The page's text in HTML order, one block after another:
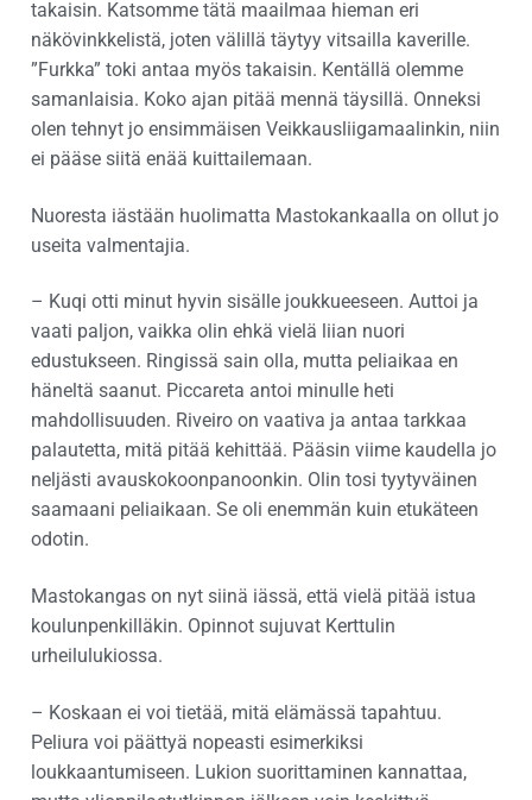
takaisin. Katsomme tätä maailmaa hieman eri
näkövinkkelistä, joten välillä täytyy vitsailla kaverille.
”Furkka” toki antaa myös takaisin. Kentällä olemme
samanlaisia. Koko ajan pitää mennä täysillä. Onneksi
olen tehnyt jo ensimmäisen Veikkausliigamaalinkin, niin
ei pääse siitä enää kuittailemaan.
Nuoresta iästään huolimatta Mastokankaalla on ollut jo
useita valmentajia.
– Kuqi otti minut hyvin sisälle joukkueeseen. Auttoi ja
vaati paljon, vaikka olin ehkä vielä liian nuori
edustukseen. Ringissä sain olla, mutta peliaikaa en
häneltä saanut. Piccareta antoi minulle heti
mahdollisuuden. Riveiro on vaativa ja antaa tarkkaa
palautetta, mitä pitää kehittää. Pääsin viime kaudella jo
neljästi avauskokoonpanoonkin. Olin tosi tyytyväinen
saamaani peliaikaan. Se oli enemmän kuin etukäteen
odotin.
Mastokangas on nyt siinä iässä, että vielä pitää istua
koulunpenkilläkin. Opinnot sujuvat Kerttulin
urheilulukiossa.
– Koskaan ei voi tietää, mitä elämässä tapahtuu.
Peliura voi päättyä nopeasti esimerkiksi
loukkaantumiseen. Lukion suorittaminen kannattaa,